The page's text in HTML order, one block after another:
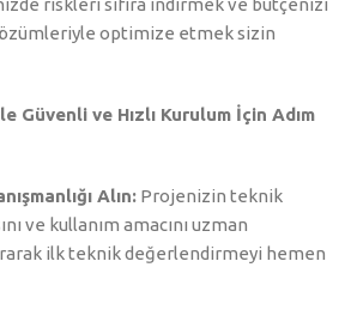
optimize etmek sizin
Güvenli ve Hızlı Kurulum İçin Adım
Alın: Projenizin teknik
ve kullanım amacını uzman
ilk teknik değerlendirmeyi hemen